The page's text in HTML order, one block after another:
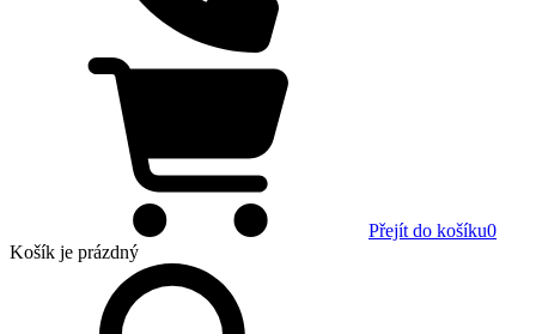
Přejít do košíku0
Košík je prázdný